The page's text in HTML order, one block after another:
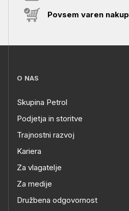
Povsem varen nakup
O NAS
Skupina Petrol
Podjetja in storitve
Trajnostni razvoj
Kariera
Za vlagatelje
Za medije
Družbena odgovornost